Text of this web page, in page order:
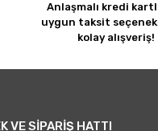
Anlaşmalı kredi
uygun taksit
kolay alışveriş!
VE SİPARİŞ HATTI